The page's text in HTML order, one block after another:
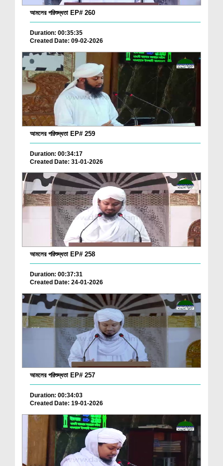
আমলের পরিশুদ্ধতা EP# 260
Duration: 00:35:35
Created Date: 09-02-2026
আমলের পরিশুদ্ধতা EP# 259
Duration: 00:34:17
Created Date: 31-01-2026
আমলের পরিশুদ্ধতা EP# 258
Duration: 00:37:31
Created Date: 24-01-2026
আমলের পরিশুদ্ধতা EP# 257
Duration: 00:34:03
Created Date: 19-01-2026